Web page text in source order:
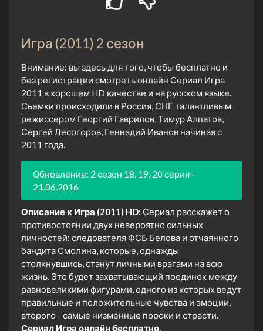
Игра (2011) 2 сезон
Внимание: вы здесь для того, чтобы бесплатно и
без регистрации смотреть онлайн Сериал Игра
2011 в хорошем HD качестве и на русском языке.
Сьемки происходили в Россия, СНГ талантливым
режиссером Георгий Гаврилов, Тимур Алпатов,
Сергей Лесогоров, Геннадий Иванов начиная с
2011 года.
Обновление: 2 сезон 18, 19, 20 серия -
21.06.2016
Описание к Игра (2011) HD: Сериал расскажет о
противостоянии двух невероятно сильных
личностей: следователя ФСБ Белова и отчаянного
бандита Смолина, которые, однажды
столкнувшись, станут личными врагами на всю
жизнь. Это будет захватывающий поединок между
равновеликими фигурами, одного из которых ведут
правильные и положительные чувства и эмоции,
второго - самые низменные пороки и страсти.
Сериал Игра онлайн бесплатно.